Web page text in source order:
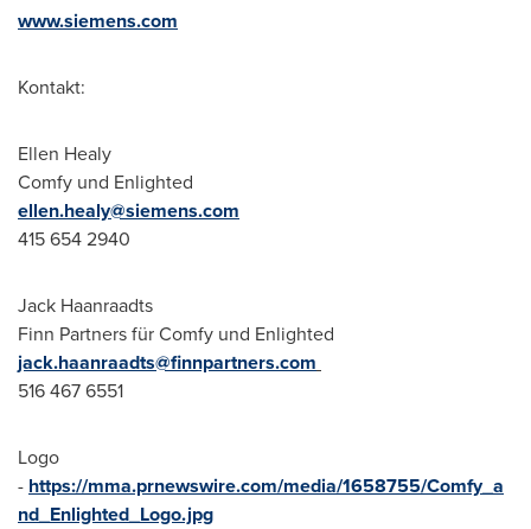
www.siemens.com
Kontakt:
Ellen Healy
Comfy und Enlighted
ellen.healy@siemens.com
415 654 2940
Jack Haanraadts
Finn Partners für Comfy und Enlighted
jack.haanraadts@finnpartners.com
516 467 6551
Logo
- https://mma.prnewswire.com/media/1658755/Comfy_a
nd_Enlighted_Logo.jpg